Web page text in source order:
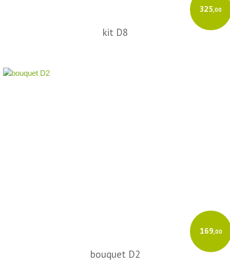
325,00
kit D8
169,00
bouquet D2